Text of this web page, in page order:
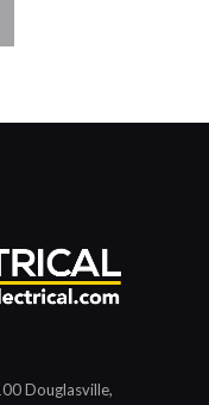
Douglasville,